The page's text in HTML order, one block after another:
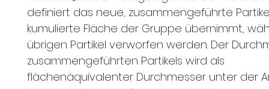
definiert das neue, zusammengeführte
kumulierte Fläche der Gruppe übernimmt,
übrigen Partikel verworfen werden. Der
zusammengeführten Partikels wird als
flächenäquivalenter Durchmesser unter der